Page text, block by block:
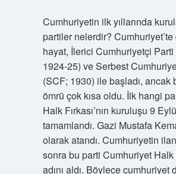
Cumhuriyetin ilk yıllarında
partiler nelerdir?
hayat, İlerici Cumhuriyetçi Parti
1924-25) ve Serbest
(SCF; 1930) ile başladı, ancak
ömrü çok kısa oldu. İlk hangi
Halk Fırkası’nın kuruluşu 9
tamamlandı. Gazi Mustafa
olarak atandı. Cumhuriyetin
sonra bu parti Cumhuriyet Halk
adını aldı. Böylece cumhuriyet